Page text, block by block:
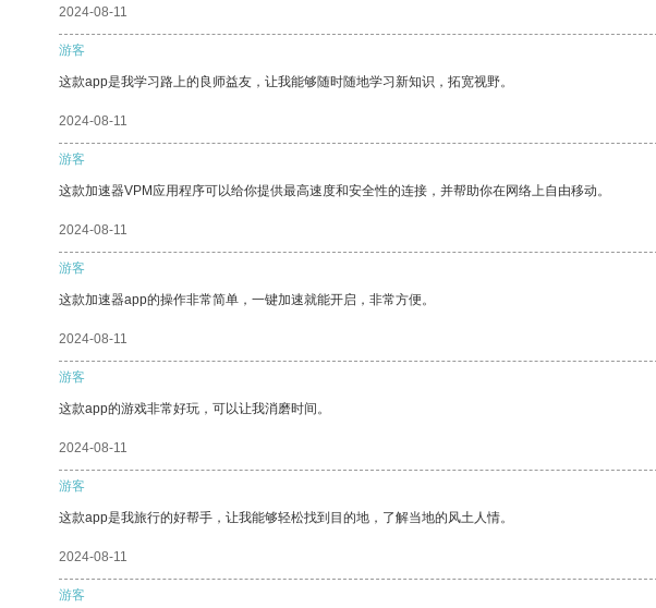
2024-08-11
游客
这款app是我学习路上的良师益友，让我能够随时随地学习新知识，拓宽视野。
2024-08-11
游客
这款加速器VPM应用程序可以给你提供最高速度和安全性的连接，并帮助你在网络上自由移动。
2024-08-11
游客
这款加速器app的操作非常简单，一键加速就能开启，非常方便。
2024-08-11
游客
这款app的游戏非常好玩，可以让我消磨时间。
2024-08-11
游客
这款app是我旅行的好帮手，让我能够轻松找到目的地，了解当地的风土人情。
2024-08-11
游客